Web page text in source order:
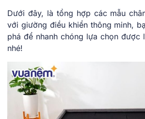
Dưới đây, là tổng hợp các mẫu
với giường điều khiển thông minh,
phá để nhanh chóng lựa chọn được
nhé!